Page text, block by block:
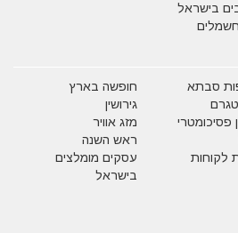
בישראל
סבתא
חופשה בארץ
גירושין
פסיכומטרי
מזג אוויר
ראש השנה
לקוחות
עסקים מומלצים
בישראל